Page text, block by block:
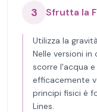
3 Sfrutta la
Utilizza la
Nelle versioni
scorre l'acqua
efficacemente
principi fisici è
Lines.